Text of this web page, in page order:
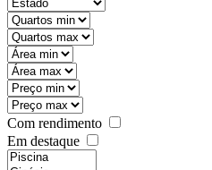
Com rendimento
Em destaque